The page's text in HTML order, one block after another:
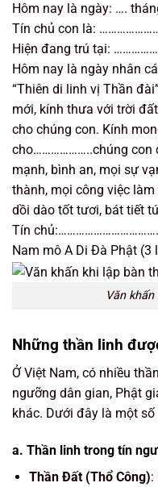
Hôm nay là ngày: ….
Tín chủ con là:
Hiện đang trú tại:
Hôm nay là ngày nhân
“Thiên di linh vị Thần
mới, kính thưa với trời
cho chúng con. Kính
cho………………..chúng con
mạnh, bình an, mọi sự
thành, mọi công việc
dồi dào tốt tươi, bát tiết
Tín
Nam mô A Di Đà Phật (3
Văn
Những thần linh
Ở Việt Nam, có nhiều
ngưỡng dân gian, Phật
khác. Dưới đây là một
a. Thần linh trong tín
Thần Đất (Thổ Công):